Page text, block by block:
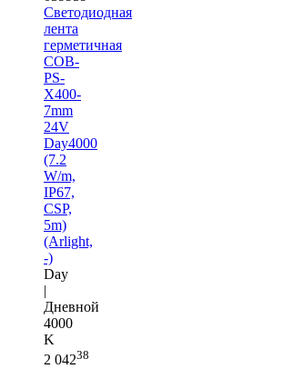
Светодиодная
лента
герметичная
COB-
PS-
X400-
7mm
24V
Day4000
(7.2
W/m,
IP67,
CSP,
5m)
(Arlight,
-)
Day
|
Дневной
4000
K
2 04238